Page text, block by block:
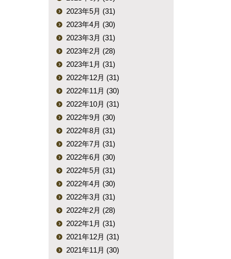
2023年5月 (31)
2023年4月 (30)
2023年3月 (31)
2023年2月 (28)
2023年1月 (31)
2022年12月 (31)
2022年11月 (30)
2022年10月 (31)
2022年9月 (30)
2022年8月 (31)
2022年7月 (31)
2022年6月 (30)
2022年5月 (31)
2022年4月 (30)
2022年3月 (31)
2022年2月 (28)
2022年1月 (31)
2021年12月 (31)
2021年11月 (30)